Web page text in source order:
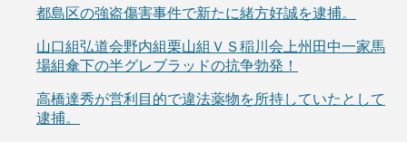
都島区の強盗傷害事件で新たに緒方好誠を逮捕。
山口組弘道会野内組栗山組ＶＳ稲川会上州田中一家馬
場組傘下の半グレブラッドの抗争勃発！
高橋達秀が営利目的で違法薬物を所持していたとして
逮捕。